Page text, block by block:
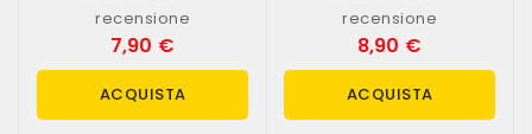
recensione
7,90 €
ACQUISTA
recensione
8,90 €
ACQUISTA